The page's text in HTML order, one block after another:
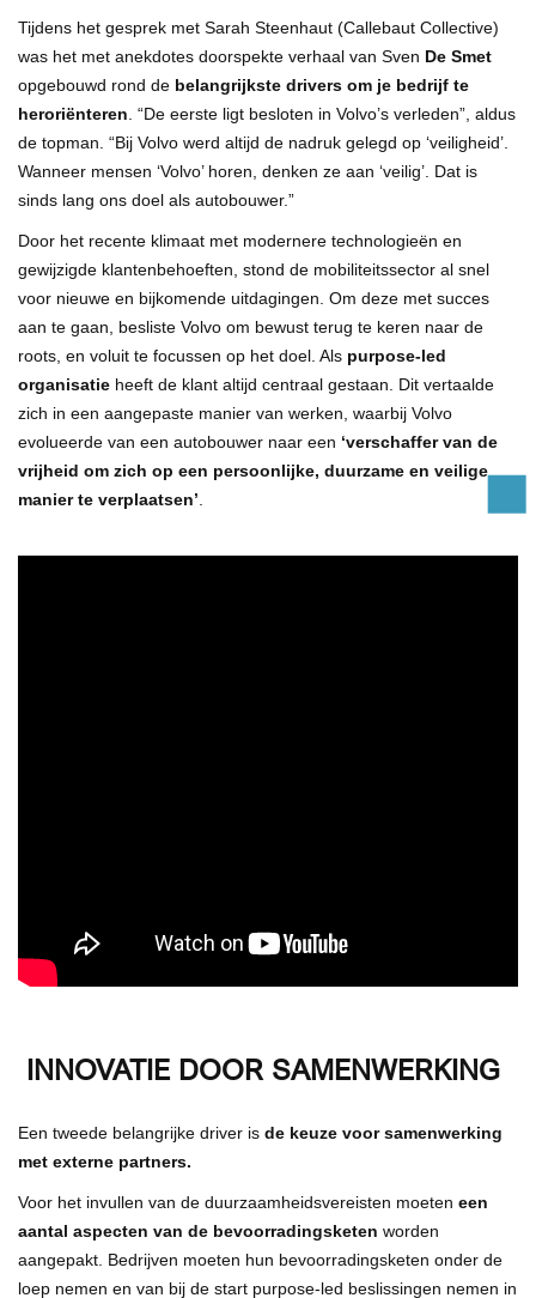
Tijdens het gesprek met Sarah Steenhaut (Callebaut Collective)
was het met anekdotes doorspekte verhaal van Sven De Smet
opgebouwd rond de belangrijkste drivers om je bedrijf te
heroriënteren . “De eerste ligt besloten in Volvo’s verleden”, aldus
de topman. “Bij Volvo werd altijd de nadruk gelegd op ‘veiligheid’.
Wanneer mensen ‘Volvo’ horen, denken ze aan ‘veilig’. Dat is
sinds lang ons doel als autobouwer.”
Door het recente klimaat met modernere technologieën en
gewijzigde klantenbehoeften, stond de mobiliteitssector al snel
voor nieuwe en bijkomende uitdagingen. Om deze met succes
aan te gaan, besliste Volvo om bewust terug te keren naar de
roots, en voluit te focussen op het doel. Als purpose-led
organisatie heeft de klant altijd centraal gestaan. Dit vertaalde
zich in een aangepaste manier van werken, waarbij Volvo
evolueerde van een autobouwer naar een ‘verschaffer van de
vrijheid om zich op een persoonlijke, duurzame en veilige
manier te verplaatsen’
INNOVATIE DOOR SAMENWERKING
Een tweede belangrijke driver is de keuze voor samenwerking
met externe partners.
Voor het invullen van de duurzaamheidsvereisten moeten een
aantal aspecten van de bevoorradingsketen worden
aangepakt. Bedrijven moeten hun bevoorradingsketen onder de
loep nemen en van bij de start purpose-led beslissingen nemen in